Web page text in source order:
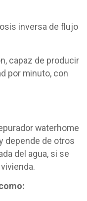
inversa de flujo
capaz de producir
por minuto, con
waterhome
depende de otros
del agua, si se